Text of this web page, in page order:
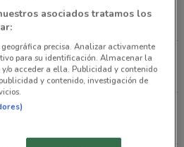
4 Huixquilucan
1320 Gustavo A Madero
asociados tratamos los
precisa. Analizar activamente
para su identificación. Almacenar la
o acceder a ella. Publicidad y contenido
y contenido, investigación de